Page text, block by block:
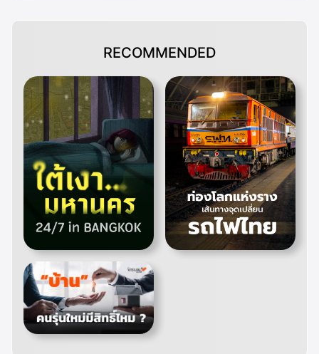
RECOMMENDED